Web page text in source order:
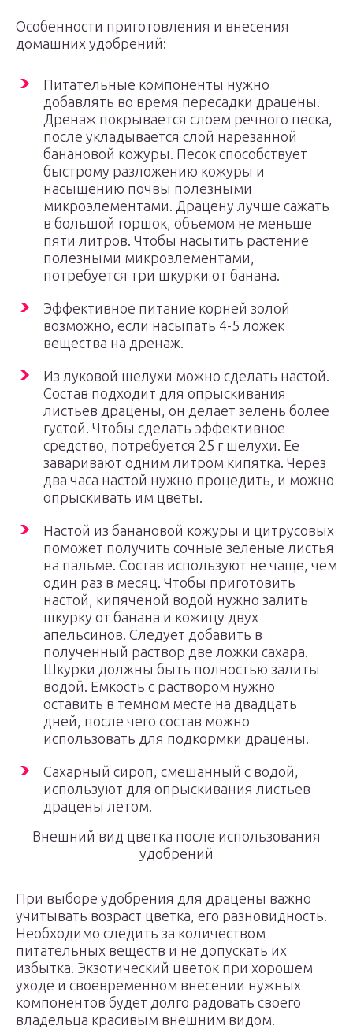
Особенности приготовления и внесения
домашних удобрений:
Питательные компоненты нужно
добавлять во время пересадки драцены.
Дренаж покрывается слоем речного песка,
после укладывается слой нарезанной
банановой кожуры. Песок способствует
быстрому разложению кожуры и
насыщению почвы полезными
микроэлементами. Драцену лучше сажать
в большой горшок, объемом не меньше
пяти литров. Чтобы насытить растение
полезными микроэлементами,
потребуется три шкурки от банана.
Эффективное питание корней золой
возможно, если насыпать 4-5 ложек
вещества на дренаж.
Из луковой шелухи можно сделать настой.
Состав подходит для опрыскивания
листьев драцены, он делает зелень более
густой. Чтобы сделать эффективное
средство, потребуется 25 г шелухи. Ее
заваривают одним литром кипятка. Через
два часа настой нужно процедить, и можно
опрыскивать им цветы.
Настой из банановой кожуры и цитрусовых
поможет получить сочные зеленые листья
на пальме. Состав используют не чаще, чем
один раз в месяц. Чтобы приготовить
настой, кипяченой водой нужно залить
шкурку от банана и кожицу двух
апельсинов. Следует добавить в
полученный раствор две ложки сахара.
Шкурки должны быть полностью залиты
водой. Емкость с раствором нужно
оставить в темном месте на двадцать
дней, после чего состав можно
использовать для подкормки драцены.
Сахарный сироп, смешанный с водой,
используют для опрыскивания листьев
драцены летом.
Внешний вид цветка после использования
удобрений
При выборе удобрения для драцены важно
учитывать возраст цветка, его разновидность.
Необходимо следить за количеством
питательных веществ и не допускать их
избытка. Экзотический цветок при хорошем
уходе и своевременном внесении нужных
компонентов будет долго радовать своего
владельца красивым внешним видом.